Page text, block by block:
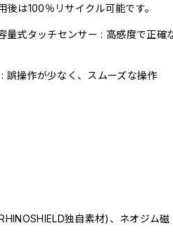
後は100％リサイクル可能です。
量式タッチセンサー : 高感度で正確
誤操作が少なく、スムーズな操作
独自素材)、ネオジム磁